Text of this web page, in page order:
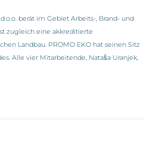
berät im Gebiet Arbeits-, Brand- und
zugleich eine akkreditierte
Landbau. PROMO EKO hat seinen Sitz
Alle vier Mitarbeitende, Nataša Uranjek,